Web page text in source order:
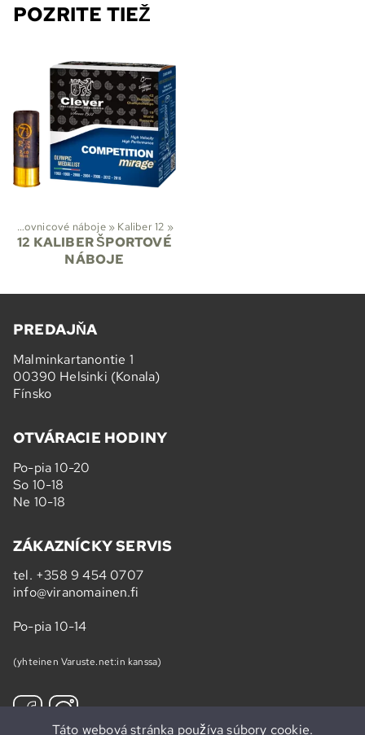
POZRITE TIEŽ
Brokovnicové náboje ‪» Kaliber 12 ‪»
12 KALIBER ŠPORTOVÉ
NÁBOJE
PREDAJŇA
Malminkartanontie 1
00390 Helsinki (Konala)
Fínsko
OTVÁRACIE HODINY
Po-pia 10-20
So 10-18
Ne 10-18
ZÁKAZNÍCKY SERVIS
tel. +358 9 454 0707
info@viranomainen.fi
Po-pia 10-14
(yhteinen Varuste.net:in kanssa)
Táto webová stránka používa súbory cookie.